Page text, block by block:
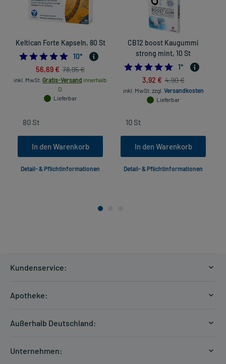
Keltican Forte Kapseln, 80 St
4.9
10*
56,69 € 78,95 €
inkl. MwSt. Gratis-Versand innerhalb
D.
Lieferbar
In den Warenkorb
Detail- & Pflichtinformationen
CB12 boost Kaugummi
strong mint, 10 St
5.0
1*
3,92 € 4,90 €
inkl. MwSt. zzgl. Versandkosten
Lieferbar
In den Warenkorb
Detail- & Pflichtinformationen
Kundenservice:
Hilfe
Apotheke:
Außerhalb Deutschland:
Unternehmen: